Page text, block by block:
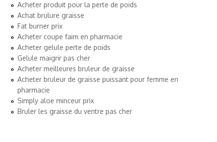
Acheter produit pour la perte de poids
Achat brulure graisse
Fat burner prix
Acheter coupe faim en pharmacie
Acheter gelule perte de poids
Gelule maigrir pas cher
Acheter meilleures bruleur de graisse
Acheter bruleur de graisse puissant pour femme en
pharmacie
Simply aloe minceur prix
Bruler les graisse du ventre pas cher